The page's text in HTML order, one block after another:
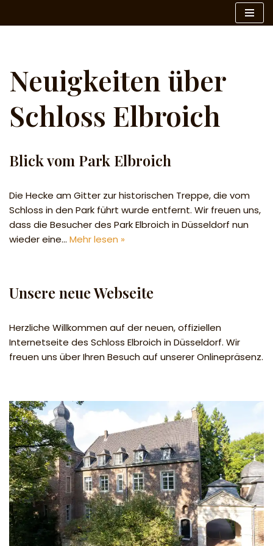
Neuigkeiten über
Schloss Elbroich
Blick vom Park Elbroich
Die Hecke am Gitter zur historischen Treppe, die vom
Schloss in den Park führt wurde entfernt. Wir freuen uns,
dass die Besucher des Park Elbroich in Düsseldorf nun
wieder eine… Mehr lesen »
Unsere neue Webseite
Herzliche Willkommen auf der neuen, offiziellen
Internetseite des Schloss Elbroich in Düsseldorf. Wir
freuen uns über Ihren Besuch auf unserer Onlinepräsenz.